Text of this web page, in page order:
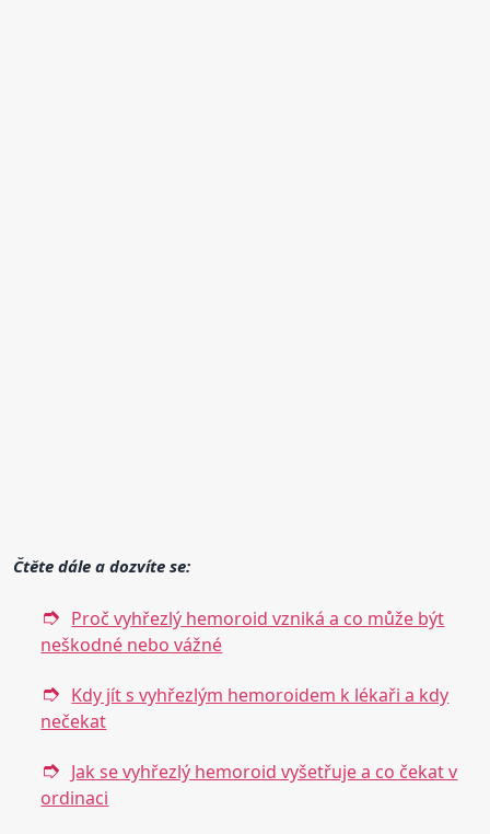
Čtěte dále a dozvíte se:
Proč vyhřezlý hemoroid vzniká a co může být
neškodné nebo vážné
Kdy jít s vyhřezlým hemoroidem k lékaři a kdy
nečekat
Jak se vyhřezlý hemoroid vyšetřuje a co čekat v
ordinaci